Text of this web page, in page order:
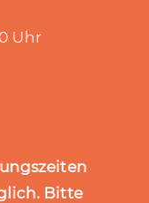
Uhr
Bitte